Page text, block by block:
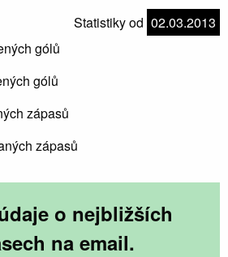
Statistiky od 02.03.2013
gólů
gólů
zápasů
zápasů
o nejbližších
na email.